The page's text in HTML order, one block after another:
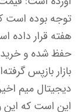
هفته قرار
حفظ شده و
بازار بازپس
دیجیتال میم
این است که این